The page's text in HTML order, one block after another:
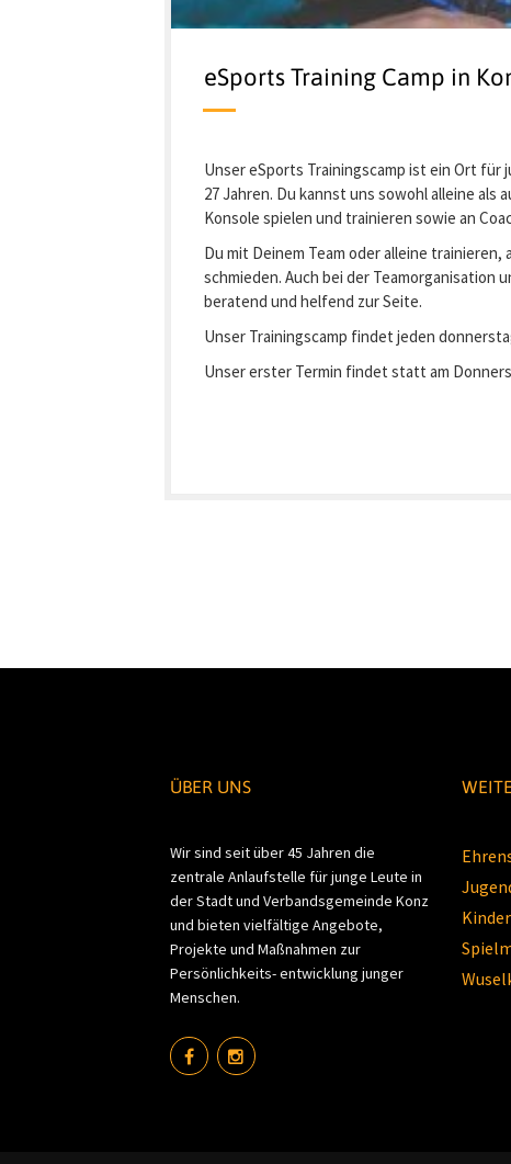
eSports Training Camp in
Unser eSports Trainingscamp ist ein Ort
27 Jahren. Du kannst uns sowohl alleine als
Konsole spielen und trainieren sowie an
Du mit Deinem Team oder alleine
schmieden. Auch bei der Teamorganisation
beratend und helfend zur Seite.
Unser Trainingscamp findet jeden
Unser erster Termin findet statt am
ÜBER UNS
Wir sind seit über 45 Jahren die
zentrale Anlaufstelle für junge Leute in
der Stadt und Verbandsgemeinde Konz
und bieten vielfältige Angebote,
Projekte und Maßnahmen zur
Persönlichkeits- entwicklung junger
Menschen.